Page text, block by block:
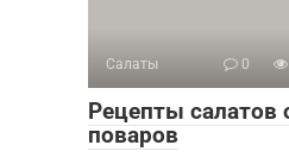
Салаты 0
Рецепты салатов
поваров